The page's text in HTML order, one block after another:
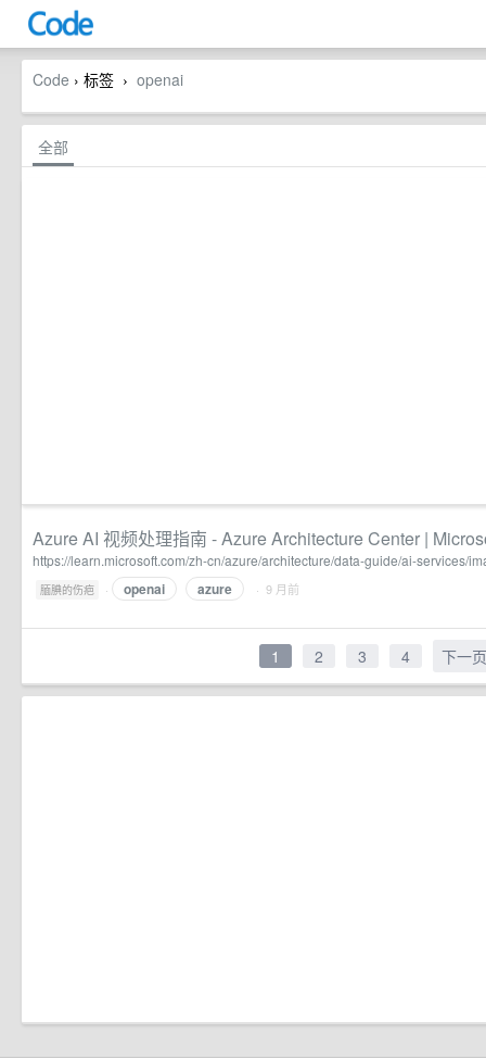
Code › 标签 › openai
全部
Azure AI 视频处理指南 - Azure Architecture Center |
https://learn.microsoft.com/zh-cn/azure/architecture/data-guide/ai-services/
腼腆的伤疤 · openai azure · 9 月前
1 2 3 4 下一页